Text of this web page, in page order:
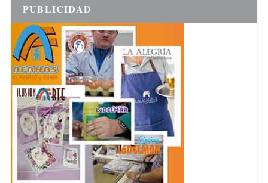
PUBLICIDAD